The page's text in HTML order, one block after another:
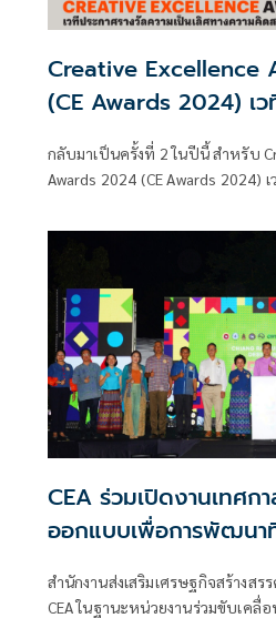
Creative Excellence
(CE Awards 2024) เว
ความเป็นเลิศทางความ
ปี 2567
กลับมาเป็นครั้งที่ 2 ในปีนี้ สำหรับ
Awards 2024 (CE Awards 2024)
ส่งเสริมเศรษฐกิจสร้างสรรค์ (องค์
CEA ร่วมเปิดงานเทศก
ออกแบบเพื่อการพัฒน
ออกแบบ' ของยูเนสโก
สำนักงานส่งเสริมเศรษฐกิจสร้างส
CEA ในฐานะหน่วยงานร่วมขับเคลื่อ